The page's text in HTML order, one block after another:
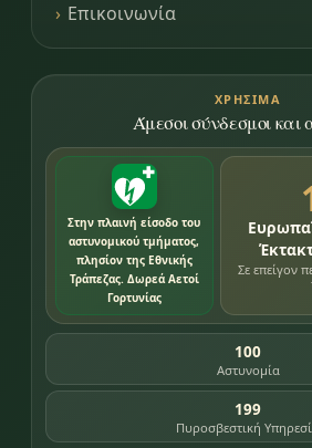
Επικοινωνία
ΧΡΉΣΙΜΑ
Άμεσοι σύνδεσμοι και
Στην πλαινή είσοδο του
αστυνομικού τμήματος,
πλησίον της Εθνικής
Τράπεζας. Δωρεά Αετοί
Γορτυνίας
Σε επείγον
100
Αστυνομία
199
Πυροσβεστική